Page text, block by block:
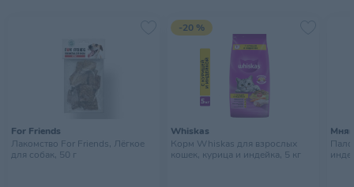
For Friends
Лакомство For Friends, Лёгкое
для собак, 50 г
-20 %
Whiskas
Корм Whiskas для взрослых
кошек, курица и индейка, 5 кг